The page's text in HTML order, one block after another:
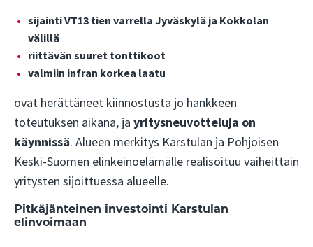
sijainti VT13 tien varrella Jyväskylä ja Kokkolan
välillä
riittävän suuret tonttikoot
valmiin infran korkea laatu
ovat herättäneet kiinnostusta jo hankkeen
toteutuksen aikana, ja yritysneuvotteluja on
käynnissä. Alueen merkitys Karstulan ja Pohjoisen
Keski-Suomen elinkeinoelämälle realisoituu vaiheittain
yritysten sijoittuessa alueelle.
Pitkäjänteinen investointi Karstulan
elinvoimaan